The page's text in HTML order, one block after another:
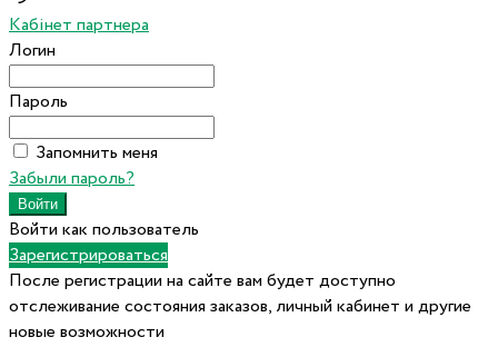
Кабінет партнера
Логин
Пароль
Запомнить меня
Забыли пароль?
Войти как пользователь
Зарегистрироваться
После регистрации на сайте вам будет доступно
отслеживание состояния заказов, личный кабинет и другие
новые возможности